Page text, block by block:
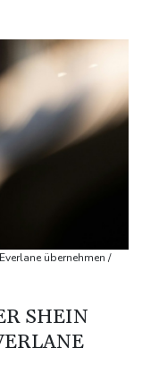
und höchste
Manager Jorge
deutlich
ausgebreitet und
der Straße von
trauert mit Messi
Tag im Amt des
übernehmen /
SHEIN